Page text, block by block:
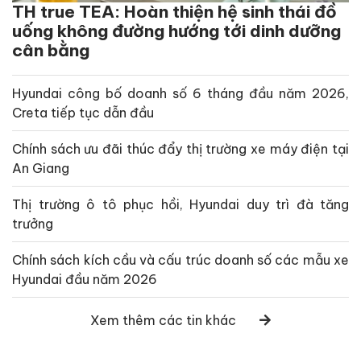
TH true TEA: Hoàn thiện hệ sinh thái đồ
uống không đường hướng tới dinh dưỡng
cân bằng
Hyundai công bố doanh số 6 tháng đầu năm 2026,
Creta tiếp tục dẫn đầu
Chính sách ưu đãi thúc đẩy thị trường xe máy điện tại
An Giang
Thị trường ô tô phục hồi, Hyundai duy trì đà tăng
trưởng
Chính sách kích cầu và cấu trúc doanh số các mẫu xe
Hyundai đầu năm 2026
Xem thêm các tin khác